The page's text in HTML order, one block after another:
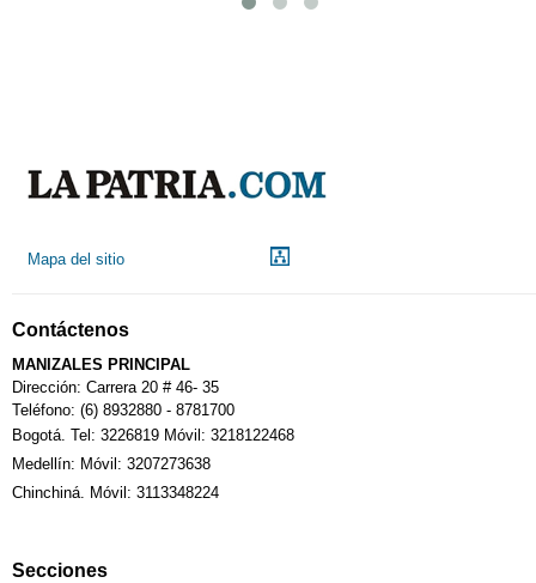
Mapa del sitio
Contáctenos
MANIZALES PRINCIPAL
Dirección: Carrera 20 # 46- 35
Teléfono: (6) 8932880 - 8781700
Bogotá. Tel: 3226819 Móvil: 3218122468
Medellín: Móvil: 3207273638
Chinchiná. Móvil: 3113348224
Secciones